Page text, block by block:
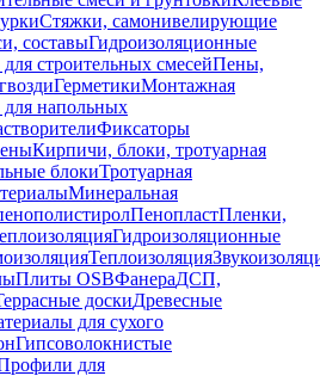
Стяжки, самонивелирующие
составыГидроизоляционные
строительных смесейПены,
ГерметикиМонтажная
напольных
Фиксаторы
Кирпичи, блоки, тротуарная
блокиТротуарная
Минеральная
ПенопластПленки,
Гидроизоляционные
Теплоизоляция
Плиты OSBФанераДСП,
доскиДревесные
для сухого
Гипсоволокнистые
для